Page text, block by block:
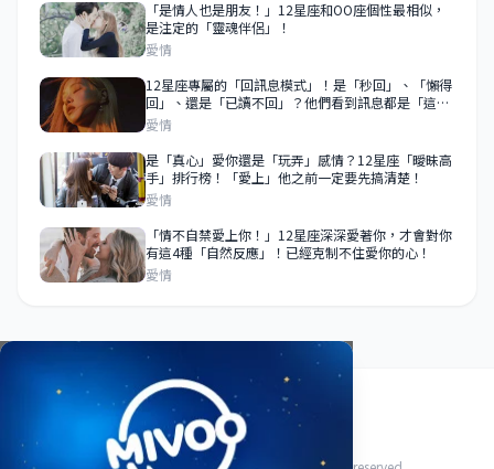
「是情人也是朋友！」12星座和OO座個性最相似，
是注定的「靈魂伴侶」！
愛情
12星座專屬的「回訊息模式」！是「秒回」、「懶得
回」、還是「已讀不回」？他們看到訊息都是「這樣
做」！
愛情
是「真心」愛你還是「玩弄」感情？12星座「曖昧高
手」排行榜！「愛上」他之前一定要先搞清楚！
愛情
「情不自禁愛上你！」12星座深深愛著你，才會對你
有這4種「自然反應」！已經克制不住愛你的心！
愛情
關於我們使用條款 隱私政策聯絡我們